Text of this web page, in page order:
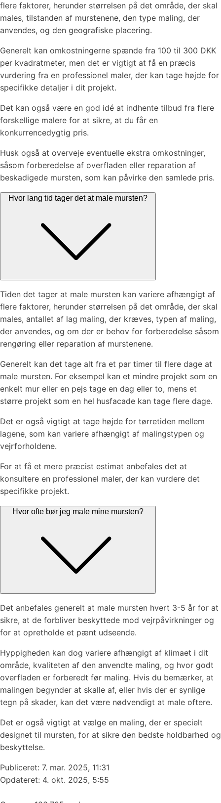
flere faktorer, herunder størrelsen på det område, der skal
males, tilstanden af murstenene, den type maling, der
anvendes, og den geografiske placering.
Generelt kan omkostningerne spænde fra 100 til 300 DKK
per kvadratmeter, men det er vigtigt at få en præcis
vurdering fra en professionel maler, der kan tage højde for
specifikke detaljer i dit projekt.
Det kan også være en god idé at indhente tilbud fra flere
forskellige malere for at sikre, at du får en
konkurrencedygtig pris.
Husk også at overveje eventuelle ekstra omkostninger,
såsom forberedelse af overfladen eller reparation af
beskadigede mursten, som kan påvirke den samlede pris.
Hvor lang tid tager det at male mursten?
Tiden det tager at male mursten kan variere afhængigt af
flere faktorer, herunder størrelsen på det område, der skal
males, antallet af lag maling, der kræves, typen af maling,
der anvendes, og om der er behov for forberedelse såsom
rengøring eller reparation af murstenene.
Generelt kan det tage alt fra et par timer til flere dage at
male mursten. For eksempel kan et mindre projekt som en
enkelt mur eller en pejs tage en dag eller to, mens et
større projekt som en hel husfacade kan tage flere dage.
Det er også vigtigt at tage højde for tørretiden mellem
lagene, som kan variere afhængigt af malingstypen og
vejrforholdene.
For at få et mere præcist estimat anbefales det at
konsultere en professionel maler, der kan vurdere det
specifikke projekt.
Hvor ofte bør jeg male mine mursten?
Det anbefales generelt at male mursten hvert 3-5 år for at
sikre, at de forbliver beskyttede mod vejrpåvirkninger og
for at opretholde et pænt udseende.
Hyppigheden kan dog variere afhængigt af klimaet i dit
område, kvaliteten af den anvendte maling, og hvor godt
overfladen er forberedt før maling. Hvis du bemærker, at
malingen begynder at skalle af, eller hvis der er synlige
tegn på skader, kan det være nødvendigt at male oftere.
Det er også vigtigt at vælge en maling, der er specielt
designet til mursten, for at sikre den bedste holdbarhed og
beskyttelse.
Publiceret: 7. mar. 2025, 11:31
Opdateret: 4. okt. 2025, 5:55